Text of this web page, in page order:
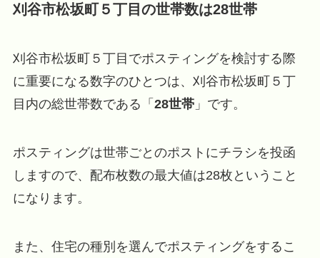
刈谷市松坂町５丁目の世帯数は28世帯
刈谷市松坂町５丁目でポスティングを検討する際
に重要になる数字のひとつは、刈谷市松坂町５丁
目内の総世帯数である「 28世帯」です。
ポスティングは世帯ごとのポストにチラシを投函
しますので、配布枚数の最大値は28枚ということ
になります。
また、住宅の種別を選んでポスティングをするこ